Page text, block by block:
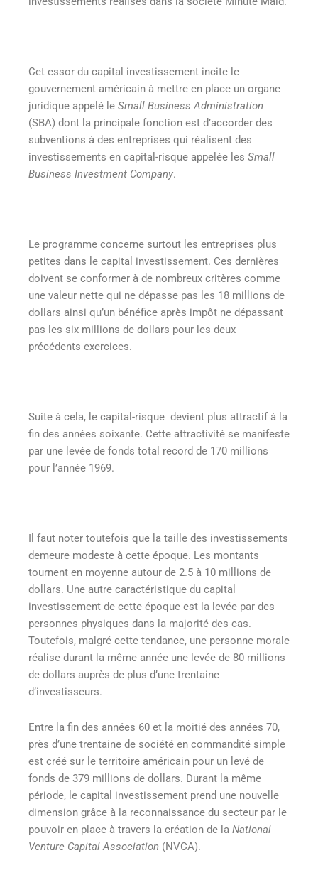
Cet essor du capital investissement incite le
gouvernement américain à mettre en place un organe
juridique appelé le Small Business Administration
(SBA) dont la principale fonction est d’accorder des
subventions à des entreprises qui réalisent des
investissements en capital-risque appelée les Small
Business Investment Company.
Le programme concerne surtout les entreprises plus
petites dans le capital investissement. Ces dernières
doivent se conformer à de nombreux critères comme
une valeur nette qui ne dépasse pas les 18 millions de
dollars ainsi qu’un bénéfice après impôt ne dépassant
pas les six millions de dollars pour les deux
précédents exercices.
Suite à cela, le capital-risque devient plus attractif à la
fin des années soixante. Cette attractivité se manifeste
par une levée de fonds total record de 170 millions
pour l’année 1969.
Il faut noter toutefois que la taille des investissements
demeure modeste à cette époque. Les montants
tournent en moyenne autour de 2.5 à 10 millions de
dollars. Une autre caractéristique du capital
investissement de cette époque est la levée par des
personnes physiques dans la majorité des cas.
Toutefois, malgré cette tendance, une personne morale
réalise durant la même année une levée de 80 millions
de dollars auprès de plus d’une trentaine
d’investisseurs.
Entre la fin des années 60 et la moitié des années 70,
près d’une trentaine de société en commandité simple
est créé sur le territoire américain pour un levé de
fonds de 379 millions de dollars. Durant la même
période, le capital investissement prend une nouvelle
dimension grâce à la reconnaissance du secteur par le
pouvoir en place à travers la création de la National
Venture Capital Association (NVCA).